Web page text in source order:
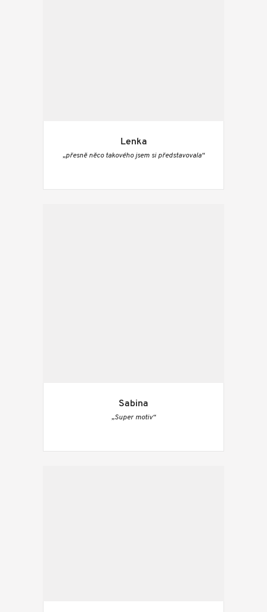
Lenka
„přesně něco takového jsem si představovala“
Sabina
„Super motiv“